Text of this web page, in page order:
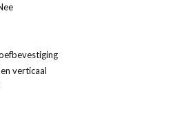
verticaal